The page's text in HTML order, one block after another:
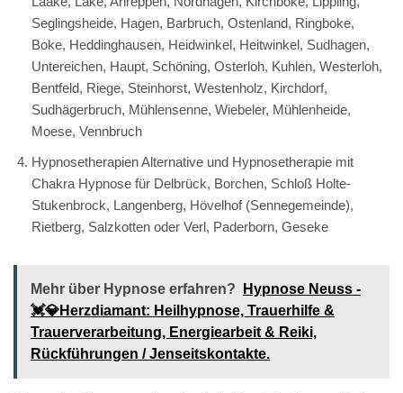
Seglingsheide, Hagen, Barbruch, Ostenland, Ringboke,
Boke, Heddinghausen, Heidwinkel, Heitwinkel, Sudhagen,
Untereichen, Haupt, Schöning, Osterloh, Kuhlen, Westerloh,
Bentfeld, Riege, Steinhorst, Westenholz, Kirchdorf,
Sudhägerbruch, Mühlensenne, Wiebeler, Mühlenheide,
Moese, Vennbruch
Hypnosetherapien Alternative und Hypnosetherapie mit
Chakra Hypnose für Delbrück, Borchen, Schloß Holte-
Stukenbrock, Langenberg, Hövelhof (Sennegemeinde),
Rietberg, Salzkotten oder Verl, Paderborn, Geseke
Mehr über Hypnose erfahren?
Hypnose Neuss -
💓️💎Herzdiamant: Heilhypnose, Trauerhilfe &
Trauerverarbeitung, Energiearbeit & Reiki,
Rückführungen / Jenseitskontakte.